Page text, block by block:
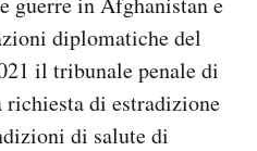
diplomatiche del
il tribunale penale di
di estradizione
di salute di